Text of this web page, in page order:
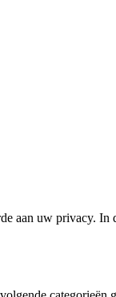
uw privacy. In